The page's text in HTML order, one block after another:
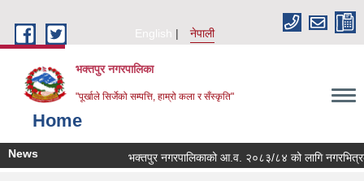
English
नेपाली
भक्तपुर नगरपालिका
"पूर्खाले सिर्जेको सम्पत्ति, हाम्रो कला र सँस्कृति"
Home
News भक्तपुर नगरपालिकाको आ.व. २०८३/८४ को लागि नगरभित्रका